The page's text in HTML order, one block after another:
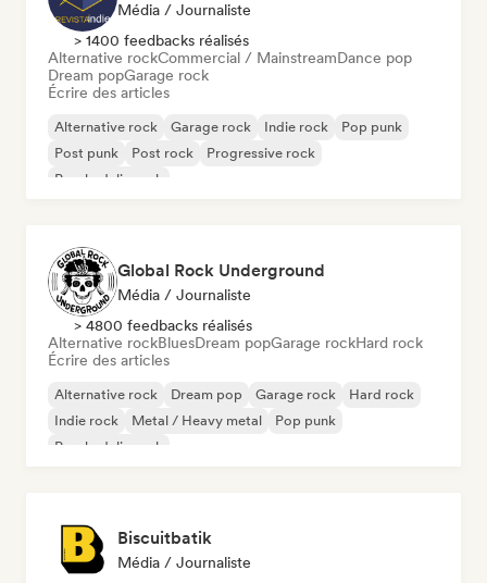
Média / Journaliste
> 1400 feedbacks réalisés
Alternative rockCommercial / MainstreamDance pop
Dream popGarage rock
Écrire des articles
Alternative rock Garage rock Indie rock
Pop punk
Post punk
Post rock
Progressive rock
Psychedelic rock
Global Rock Underground
Média / Journaliste
> 4800 feedbacks réalisés
Alternative rockBluesDream popGarage rockHard rock
Écrire des articles
Alternative rock Dream pop Garage rock
Hard rock
Indie rock
Metal / Heavy metal
Pop punk
Psychedelic rock
Biscuitbatik
Média / Journaliste